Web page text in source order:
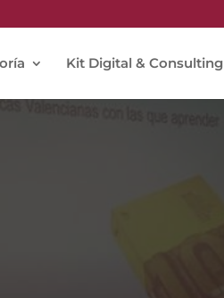
Kit Digital & Consulting